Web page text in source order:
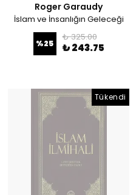
Roger Garaudy
İslam ve İnsanlığın Geleceği
%25
₺ 325.00
₺ 243.75
Tükendi